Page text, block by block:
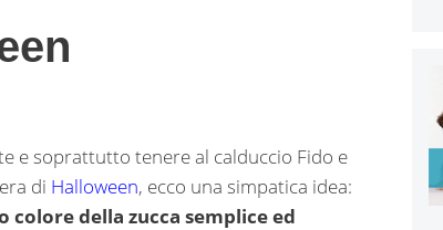
e soprattutto tenere al calduccio Fido e
di Halloween, ecco una simpatica idea:
colore della zucca semplice ed